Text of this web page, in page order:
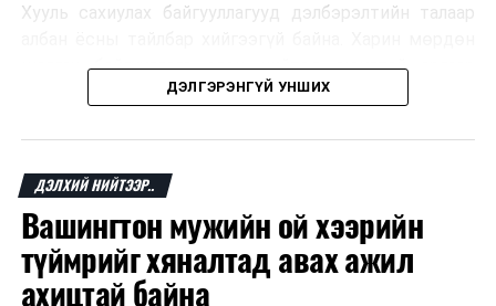
Хууль сахиулах байгууллагууд дэлбэрэлтийн талаар
шалгах байгууллага олон нийтэд аюултай аргаар
хүний амь насанд халдахыг завдсан гэх үндэслэлээр
мэдээлжээ.
“Уралдронзавод” компани 2023 онд Екатеринбург
хотод байгуулагдсан бөгөөд нисгэгчгүй нисэх
төхөөрөмж үйлдвэрлэдэг аж. Тус компанийн 2025
оны орлого 6.2 тэрбум рубль, цэвэр ашиг нь 1.9
тэрбум рубльд хүрсэн гэж РБК мэдээлсэн байна.
ДЭЛГЭРЭНГҮЙ УНШИХ
ДЭЛХИЙ НИЙТЭЭР..
Вашингтон мужийн ой хээрийн
түймрийг хяналтад авах ажил
ахицтай байна